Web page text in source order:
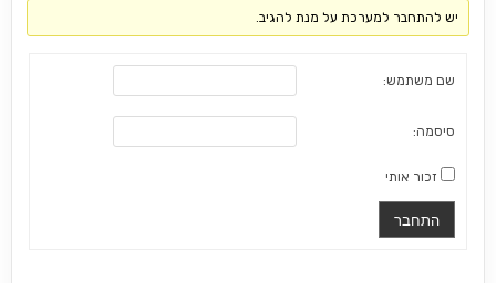
יש להתחבר למערכת על מנת להגיב.
שם משתמש:
סיסמה:
זכור אותי
התחבר